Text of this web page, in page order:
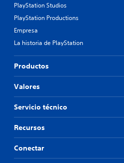
PlayStation Studios
PlayStation Productions
Empresa
La historia de PlayStation
Productos
Valores
Servicio técnico
Recursos
Conectar